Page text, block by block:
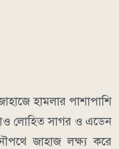
হামলার পাশাপাশি
লোহিত সাগর ও এডেন
জাহাজ লক্ষ্য করে